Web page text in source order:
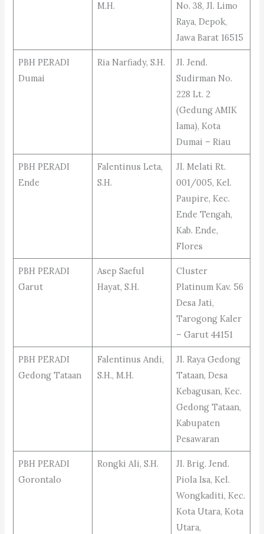
M.H.
No. 38, Jl. Limo
Raya, Depok,
Jawa Barat 16515
PBH PERADI
Dumai
Ria Narfiady, S.H.
Jl. Jend.
Sudirman No.
228 Lt. 2
(Gedung AMIK
lama), Kota
Dumai – Riau
PBH PERADI
Ende
Falentinus Leta,
S.H.
Jl. Melati Rt.
001/005, Kel.
Paupire, Kec.
Ende Tengah,
Kab. Ende,
Flores
PBH PERADI
Garut
Asep Saeful
Hayat, S.H.
Cluster
Platinum Kav. 56
Desa Jati,
Tarogong Kaler
– Garut 44151
PBH PERADI
Gedong Tataan
Falentinus Andi,
S.H., M.H.
Jl. Raya Gedong
Tataan, Desa
Kebagusan, Kec.
Gedong Tataan,
Kabupaten
Pesawaran
PBH PERADI
Gorontalo
Rongki Ali, S.H.
Jl. Brig. Jend.
Piola Isa, Kel.
Wongkaditi, Kec.
Kota Utara, Kota
Utara,